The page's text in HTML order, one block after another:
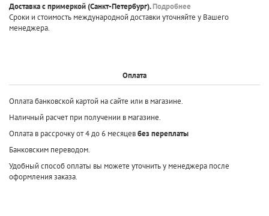
Доставка с примеркой(Санкт-Петербург).Подробнее
Сроки и стоимость международной доставки уточняйте у Вашего
менеджера.
Оплата
Оплата банковской картой на сайте или в магазине.
Наличный расчет при получении в магазине.
Оплата в рассрочку от 4 до 6 месяцевбез переплаты
Банковским переводом.
Удобный способ оплаты вы можете уточнить у менеджера после
оформления заказа.